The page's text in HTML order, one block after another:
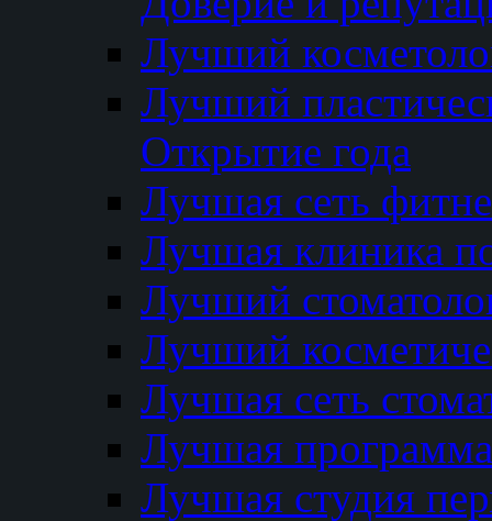
Лучший
Лучший
Открытие года
Лучшая сеть
Лучшая клиника
Лучший
Лучший
Лучшая сеть
Лучшая программа
Лучшая студия